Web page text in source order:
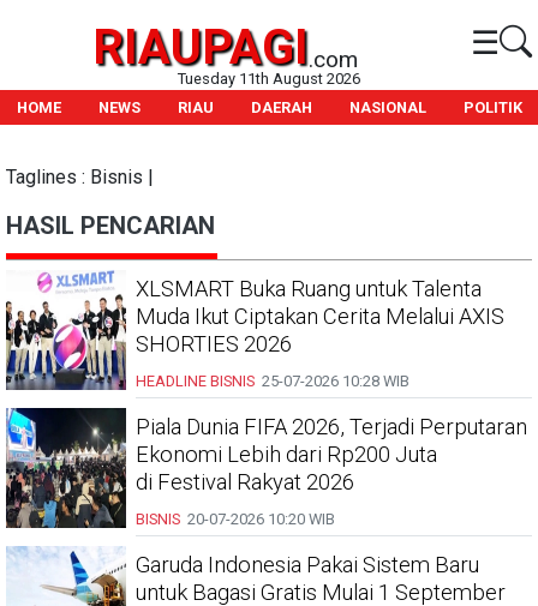
RIAUPAGI.com ☰
Tuesday 11th August 2026
HOME
NEWS RIAU DAERAH NASIONAL POLITIK
Taglines : Bisnis |
HASIL PENCARIAN
XLSMART Buka Ruang untuk Talenta
Muda Ikut Ciptakan Cerita Melalui AXIS
SHORTIES 2026
HEADLINE BISNIS 25-07-2026 10:28 WIB
Piala Dunia FIFA 2026, Terjadi Perputaran
Ekonomi Lebih dari Rp200 Juta
di Festival Rakyat 2026
BISNIS 20-07-2026 10:20 WIB
Garuda Indonesia Pakai Sistem Baru
untuk Bagasi Gratis Mulai 1 September